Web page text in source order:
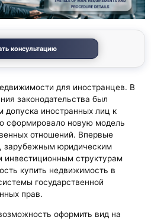
консультацию
для иностранцев. В
законодательства был
допуска иностранных лиц к
сформировало новую модель
отношений. Впервые
зарубежным юридическим
структурам
купить недвижимость в
государственной
прав.
оформить вид на